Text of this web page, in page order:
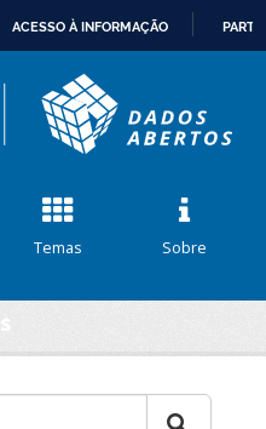
CONTEÚDO
ACESSO À INFORMAÇÃO
Temas Sobre